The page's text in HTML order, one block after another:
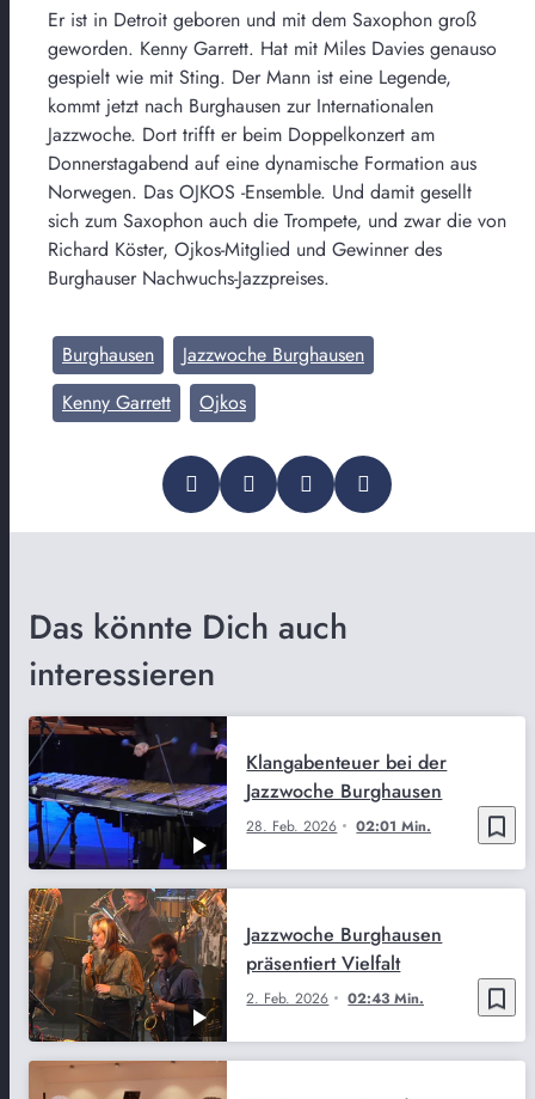
Er ist in Detroit geboren und mit dem Saxophon groß
geworden. Kenny Garrett. Hat mit Miles Davies genauso
gespielt wie mit Sting. Der Mann ist eine Legende,
kommt jetzt nach Burghausen zur Internationalen
Jazzwoche. Dort trifft er beim Doppelkonzert am
Donnerstagabend auf eine dynamische Formation aus
Norwegen. Das OJKOS -Ensemble. Und damit gesellt
sich zum Saxophon auch die Trompete, und zwar die von
Richard Köster, Ojkos-Mitglied und Gewinner des
Burghauser Nachwuchs-Jazzpreises.
Burghausen
Jazzwoche Burghausen
Kenny Garrett
Ojkos
Das könnte Dich auch
interessieren
bookmark_border
28. Feb. 2026 02:01 Min.
Klangabenteuer bei der
Jazzwoche Burghausen
bookmark_border
2. Feb. 2026 02:43 Min.
Jazzwoche Burghausen
präsentiert Vielfalt